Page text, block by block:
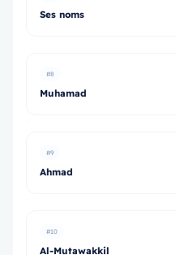
Ses noms
#8
Muhamad
#9
Ahmad
#10
Al-Mutawakkil